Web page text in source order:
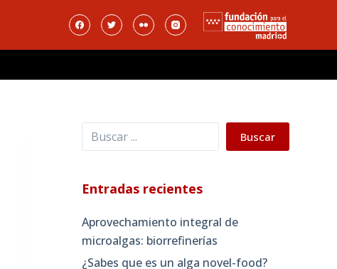
Buscar Buscar
Entradas recientes
Aprovechamiento integral de
microalgas: biorrefinerías
¿Sabes que es un alga novel-food?